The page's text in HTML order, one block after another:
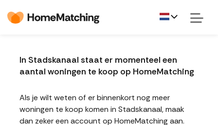
In Stadskanaal staat er momenteel een
aantal woningen te koop op HomeMatching
Als je wilt weten of er binnenkort nog meer
woningen te koop komen in Stadskanaal, maak
dan zeker een account op HomeMatching aan.